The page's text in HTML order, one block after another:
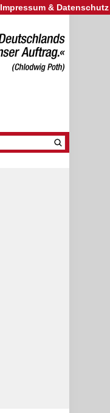
Impressum & Datenschutz